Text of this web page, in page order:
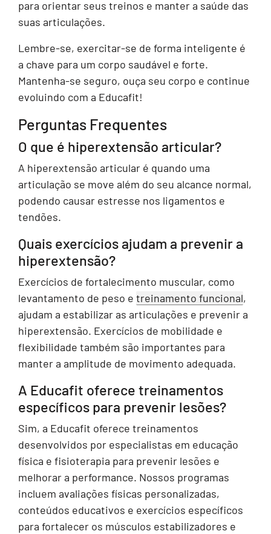
para orientar seus treinos e manter a saúde das
suas articulações.
Lembre-se, exercitar-se de forma inteligente é
a chave para um corpo saudável e forte.
Mantenha-se seguro, ouça seu corpo e continue
evoluindo com a Educafit!
Perguntas Frequentes
O que é hiperextensão articular?
A hiperextensão articular é quando uma
articulação se move além do seu alcance normal,
podendo causar estresse nos ligamentos e
tendões.
Quais exercícios ajudam a prevenir a
hiperextensão?
Exercícios de fortalecimento muscular, como
levantamento de peso e treinamento funcional,
ajudam a estabilizar as articulações e prevenir a
hiperextensão. Exercícios de mobilidade e
flexibilidade também são importantes para
manter a amplitude de movimento adequada.
A Educafit oferece treinamentos
específicos para prevenir lesões?
Sim, a Educafit oferece treinamentos
desenvolvidos por especialistas em educação
física e fisioterapia para prevenir lesões e
melhorar a performance. Nossos programas
incluem avaliações físicas personalizadas,
conteúdos educativos e exercícios específicos
para fortalecer os músculos estabilizadores e